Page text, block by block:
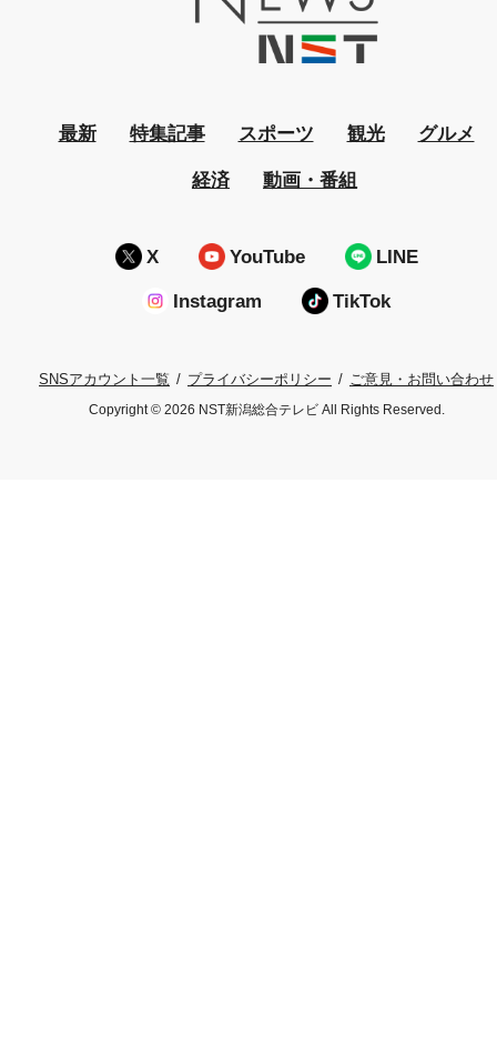
最新 特集記事 スポーツ 観光 グルメ
経済 動画・番組
X YouTube LINE
Instagram TikTok
SNSアカウント一覧 プライバシーポリシー ご意見・お問い合わせ
Copyright © 2026 NST新潟総合テレビ All Rights Reserved.